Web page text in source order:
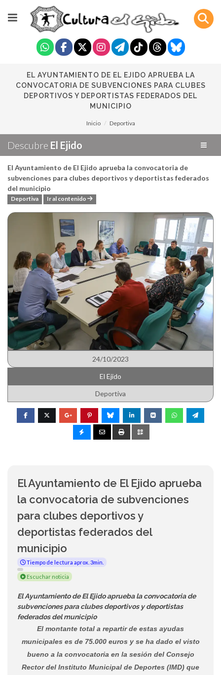
EL AYUNTAMIENTO DE EL EJIDO APRUEBA LA
CONVOCATORIA DE SUBVENCIONES PARA CLUBES
DEPORTIVOS Y DEPORTISTAS FEDERADOS DEL
MUNICIPIO
Inicio Deportiva
Descubre El Ejido
El Ayuntamiento de El Ejido aprueba la convocatoria de
subvenciones para clubes deportivos y deportistas federados
del municipio
Deportiva Ir al contenido
24/10/2023
El Ejido
Deportiva
El Ayuntamiento de El Ejido aprueba
la convocatoria de subvenciones
para clubes deportivos y
deportistas federados del
municipio
Tiempo de lectura aprox. 3min.
Escuchar noticia
El Ayuntamiento de El Ejido aprueba la convocatoria de
subvenciones para clubes deportivos y deportistas
federados del municipio
El montante total a repartir de estas ayudas
municipales es de 75.000 euros y se ha dado el visto
bueno a la convocatoria en la sesión del Consejo
Rector del Instituto Municipal de Deportes (IMD) que